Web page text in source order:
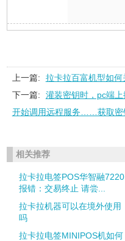
上一篇:
拉卡拉百富机型如何
下一篇:
灌装密钥时，pc端
开始调用远程服务……获取密
相关推荐
拉卡拉电签POS华智融7220
报错：交易终止 请尝...
拉卡拉机器可以在境外使用
吗
拉卡拉电签MINIPOS机如何